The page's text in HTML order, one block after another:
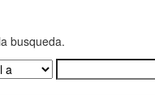
busqueda.